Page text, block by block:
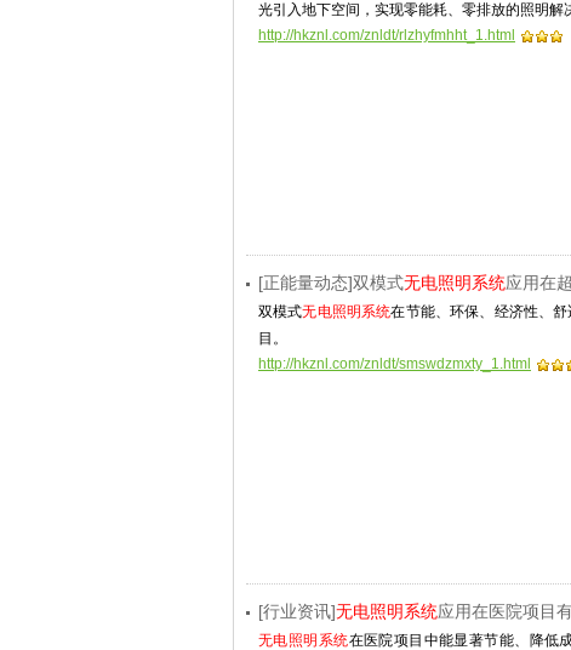
光引入地下空间，实现零能耗、零排放的照明解
http://hkznl.com/znldt/rlzhyfmhht_1.html
[正能量动态]双模式无电照明系统应用在
双模式无电照明系统在节能、环保、经济性、
目。
http://hkznl.com/znldt/smswdzmxty_1.html
[行业资讯]无电照明系统应用在医院项目
无电照明系统在医院项目中能显著节能、降低